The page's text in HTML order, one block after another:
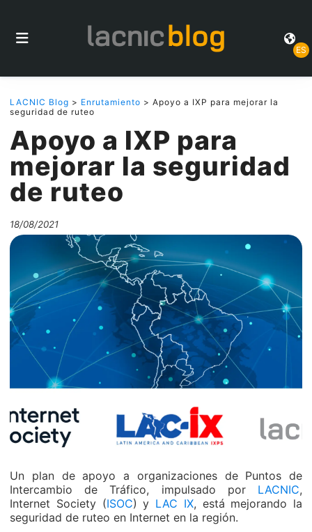
ES
LACNIC Blog > Enrutamiento > Apoyo a IXP para mejorar la
seguridad de ruteo
Apoyo a IXP para
mejorar la seguridad
de ruteo
18/08/2021
Un plan de apoyo a organizaciones de Puntos de
Intercambio de Tráfico, impulsado por
LACNIC,
Internet Society (ISOC) y LAC IX, está mejorando la
seguridad de ruteo en Internet en la región.